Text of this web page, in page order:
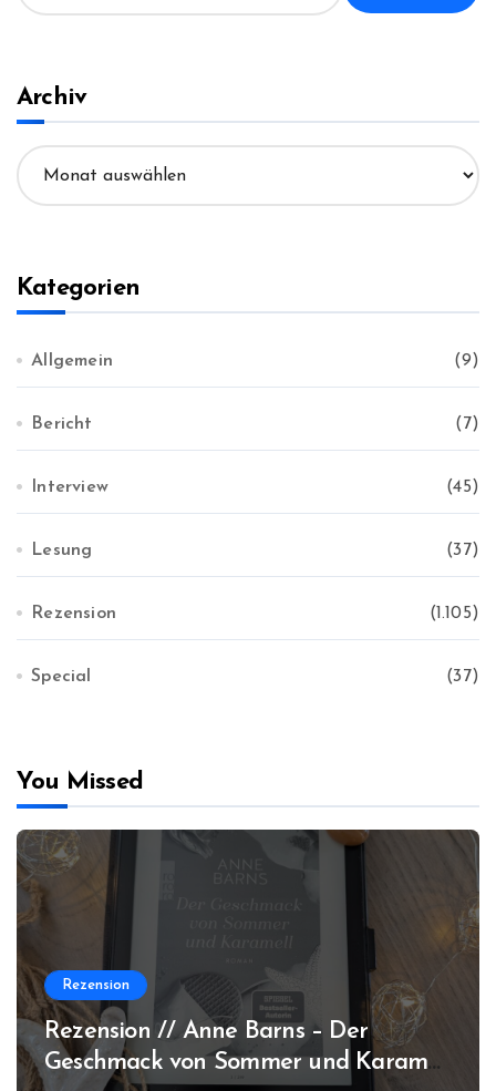
n
c
h
Archiv
A
r
v
Kategorien
Allgemein (9)
Bericht (7)
Interview (45)
Lesung (37)
Rezension (1.105)
Special (37)
You Missed
Rezension
Rezension // Anne Barns – Der
Geschmack von Sommer und Karamell